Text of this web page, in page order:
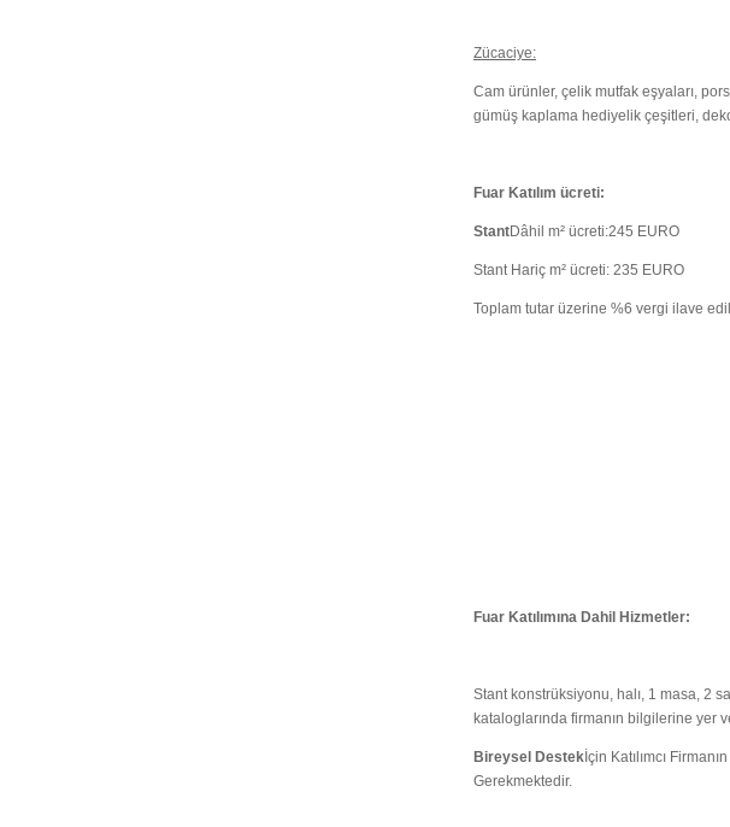
Zücaciye:
Cam ürünler, çelik mutfak eşyaları,
gümüş kaplama hediyelik çeşitleri,
Fuar Katılım ücreti:
StantDâhil m² ücreti:245 EURO
Stant Hariç m² ücreti: 235 EURO
Toplam tutar üzerine %6 vergi ilave
Fuar Katılımına Dahil Hizmetler:
Stant konstrüksiyonu, halı, 1 masa, 2
kataloglarında firmanın bilgilerine yer
Bireysel Destek İçin Katılımcı
Gerekmektedir.